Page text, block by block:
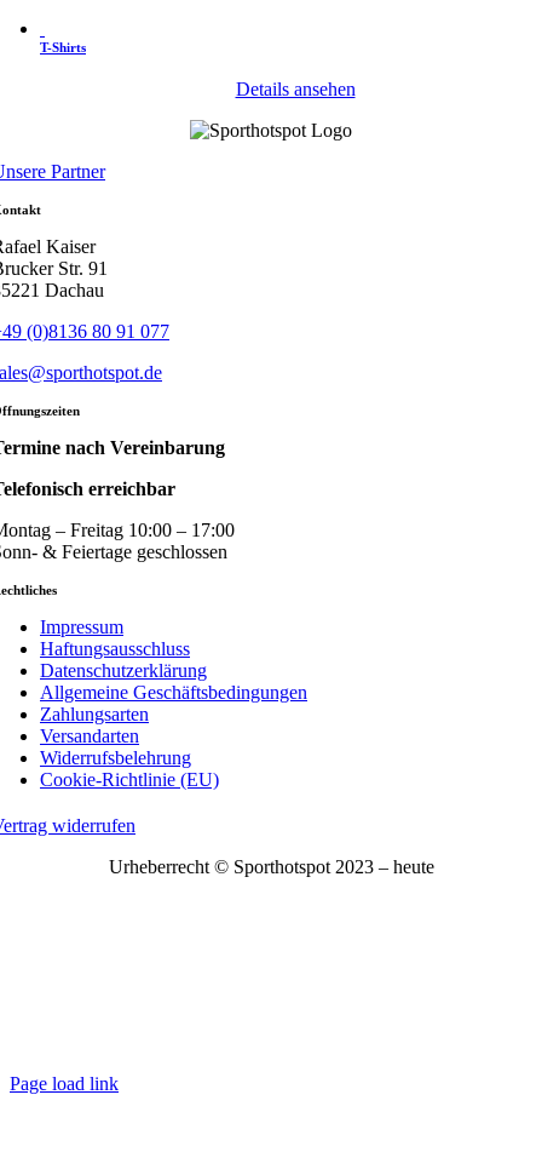
T-Shirts
Details ansehen
Partner
Kaiser
Str. 91
Dachau
(0)8136 80 91 077
nach Vereinbarung
erreichbar
– Freitag 10:00 – 17:00
& Feiertage geschlossen
Impressum
Haftungsausschluss
Datenschutzerklärung
Allgemeine Geschäftsbedingungen
Zahlungsarten
Versandarten
Widerrufsbelehrung
Cookie-Richtlinie (EU)
widerrufen
Urheberrecht © Sporthotspot 2023 – heute
Page load link